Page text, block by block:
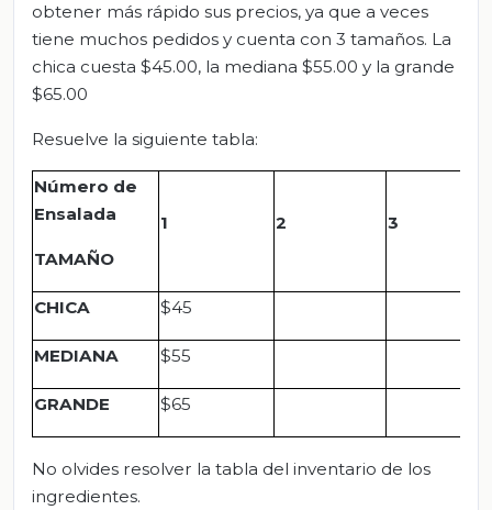
obtener más rápido sus precios, ya que a veces
tiene muchos pedidos y cuenta con 3 tamaños. La
chica cuesta $45.00, la mediana $55.00 y la grande
$65.00
Resuelve la siguiente tabla:
Número de
Ensalada
TAMAÑO
1 2 3
CHICA $45
MEDIANA $55
GRANDE $65
No olvides resolver la tabla del inventario de los
ingredientes.